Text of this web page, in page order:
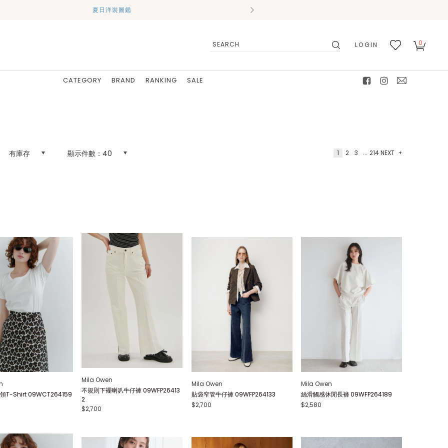
夏日洋裝圖鑑
LOGIN 0
CATEGORY BRAND RANKING
SALE
有庫存 顯示件數： 40 1 2 3 ... 214NEXT
T-Shirt 09WCT264159
Mila Owen
不規則下襬喇叭牛仔褲 09WFP26413
2
$2,700
Mila Owen
貼袋窄管牛仔褲 09WFP264133
$2,700
Mila Owen
絲滑觸感休閒長褲 09WFP264189
$2,580